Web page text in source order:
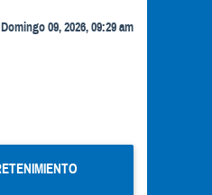
09, 2026, 09:29 am